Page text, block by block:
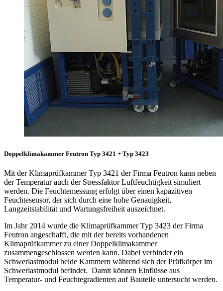
Doppelklimakammer Feutron Typ 3421 + Typ 3423
Mit der Klimaprüfkammer Typ 3421 der Firma Feutron kann neben
der Temperatur auch der Stressfaktor Luftfeuchtigkeit simuliert
werden. Die Feuchtemessung erfolgt über einen kapazitiven
Feuchtesensor, der sich durch eine hohe Genauigkeit,
Langzeitstabilität und Wartungsfreiheit auszeichnet.
Im Jahr 2014 wurde die Klimaprüfkammer Typ 3423 der Firma
Feutron angeschafft, die mit der bereits vorhandenen
Klimaprüfkammer zu einer Doppelklimakammer
zusammengeschlossen werden kann. Dabei verbindet ein
Schwerlastmodul beide Kammern während sich der Prüfkörper im
Schwerlastmodul befindet. Damit können Einflüsse aus
Temperatur- und Feuchtegradienten auf Bauteile untersucht werden.